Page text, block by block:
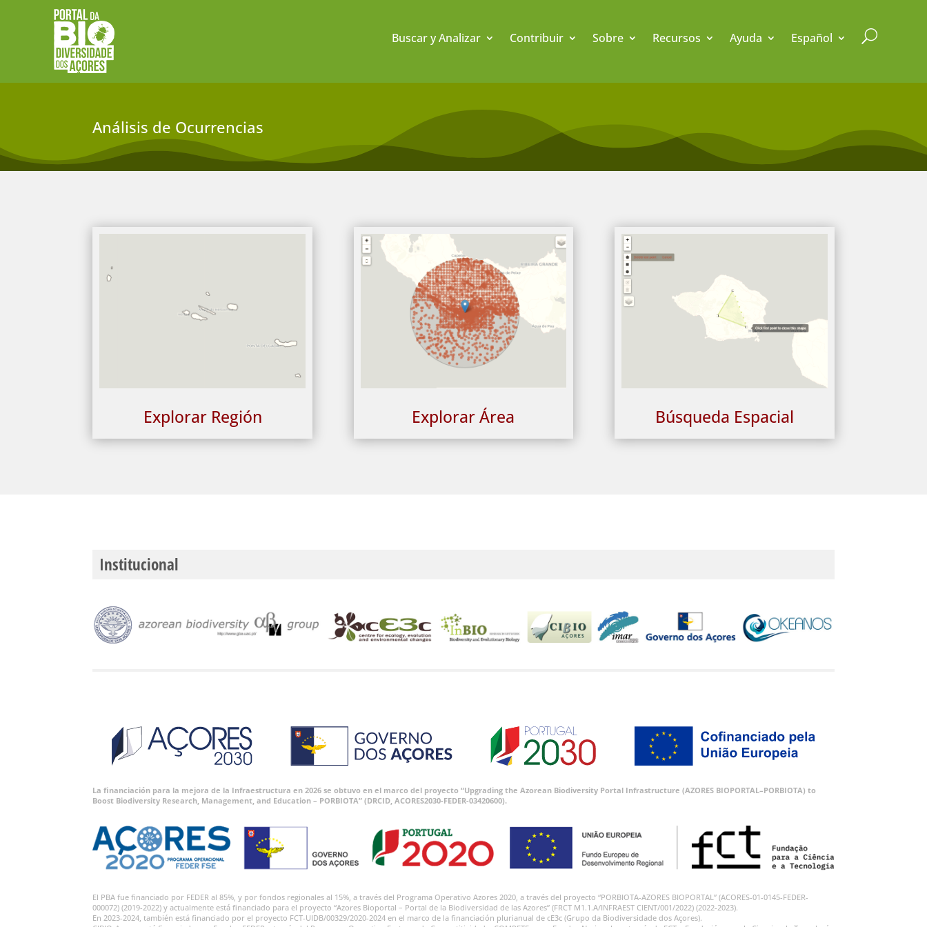
Buscar y Analizar Contribuir Sobre Recursos Ayuda Español U
Análisis de Ocurrencias
Explorar Región Explorar Área Búsqueda Espacial
Institucional
La financiación para la mejora de la Infraestructura en 2026 se obtuvo en el marco del proyecto “Upgrading the Azorean Biodiversity Portal Infrastructure (AZORES BIOPORTAL–PORBIOTA) to
Boost Biodiversity Research, Management, and Education – PORBIOTA” (DRCID, ACORES2030-FEDER-03420600).
El PBA fue financiado por FEDER al 85%, y por fondos regionales al 15%, a través del Programa Operativo Azores 2020, a través del proyecto “PORBIOTA-AZORES BIOPORTAL” (ACORES-01-0145-FEDER-
000072) (2019-2022) y actualmente está financiado para el proyecto “Azores Bioportal – Portal de la Biodiversidad de las Azores” (FRCT M1.1.A/INFRAEST CIENT/001/2022) (2022-2023).
En 2023-2024, también está financiado por el proyecto FCT-UIDB/00329/2020-2024 en el marco de la financiación plurianual de cE3c (Grupo da Biodiversidade dos Açores).